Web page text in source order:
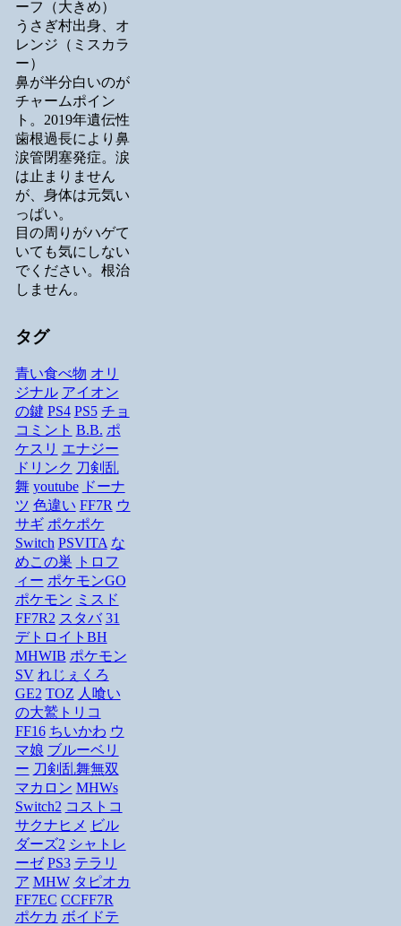
ーフ（大きめ）
うさぎ村出身、オ
レンジ（ミスカラ
ー）
鼻が半分白いのが
チャームポイン
ト。2019年遺伝性
歯根過長により鼻
涙管閉塞発症。涙
は止まりません
が、身体は元気い
っぱい。
目の周りがハゲて
いても気にしない
でください。根治
しません。
タグ
青い食べ物 オリ
ジナル アイオン
の鍵 PS4 PS5 チョ
コミント B.B. ポ
ケスリ エナジー
ドリンク 刀剣乱
舞 youtube ドーナ
ツ 色違い FF7R ウ
サギ ポケポケ
Switch PSVITA な
めこの巣
トロフ
ィー ポケモンGO
ポケモン ミスド
FF7R2 スタバ 31
デトロイトBH
MHWIB ポケモン
SV れじぇくろ
GE2 TOZ 人喰い
の大鷲トリコ
FF16 ちいかわ ウ
マ娘 ブルーベリ
ー 刀剣乱舞無双
マカロン MHWs
Switch2 コストコ
サクナヒメ ビル
ダーズ2 シャトレ
ーゼ PS3 テラリ
ア MHW タピオカ
FF7EC CCFF7R
ポケカ ボイドテ